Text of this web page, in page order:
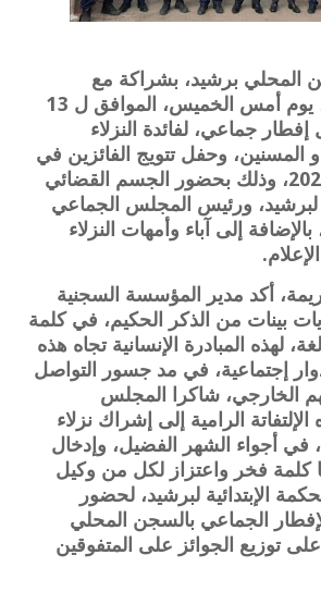
المحلي برشيد، بشراكة مع
المجلس الجماعي، يوم أمس الخميس، الموافق ل 13
جماعي، لفائدة النزلاء
و المسنين، وحفل تتويج الفائزين في
المسابقات لسنة 2023، وذلك بحضور الجسم القضائي
لبرشيد، ورئيس المجلس الجماعي
إلى آباء وأمهات النزلاء
أكد مدير المؤسسة السجنية
بينات من الذكر الحكيم، في كلمة
لهذه المبادرة الإنسانية تجاه هذه
إجتماعية، في مد جسور التواصل
الخارجي، شاكرا المجلس
الرامية إلى إشراك نزلاء
في أجواء الشهر الفضيل، وإدخال
كلمة فخر واعتزاز لكل من وكيل
الإبتدائية لبرشيد، لحضور
الجماعي بالسجن المحلي
توزيع الجوائز على المتفوقين